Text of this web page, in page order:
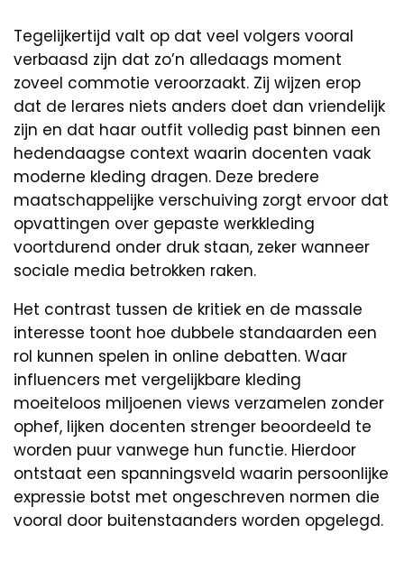
Tegelijkertijd valt op dat veel volgers vooral
verbaasd zijn dat zo’n alledaags moment
zoveel commotie veroorzaakt. Zij wijzen erop
dat de lerares niets anders doet dan vriendelijk
zijn en dat haar outfit volledig past binnen een
hedendaagse context waarin docenten vaak
moderne kleding dragen. Deze bredere
maatschappelijke verschuiving zorgt ervoor dat
opvattingen over gepaste werkkleding
voortdurend onder druk staan, zeker wanneer
sociale media betrokken raken.
Het contrast tussen de kritiek en de massale
interesse toont hoe dubbele standaarden een
rol kunnen spelen in online debatten. Waar
influencers met vergelijkbare kleding
moeiteloos miljoenen views verzamelen zonder
ophef, lijken docenten strenger beoordeeld te
worden puur vanwege hun functie. Hierdoor
ontstaat een spanningsveld waarin persoonlijke
expressie botst met ongeschreven normen die
vooral door buitenstaanders worden opgelegd.